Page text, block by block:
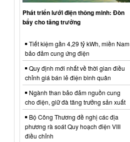
Phát triển lưới điện thông minh: Đòn
bẩy cho tăng trưởng
Tiết kiệm gần 4,29 tỷ kWh, miền Nam
bảo đảm cung ứng điện
Quy định mới nhất về thời gian điều
chỉnh giá bán lẻ điện bình quân
Ngành than bảo đảm nguồn cung
cho điện, giữ đà tăng trưởng sản xuất
Bộ Công Thương đề nghị các địa
phương rà soát Quy hoạch điện VIII
điều chỉnh